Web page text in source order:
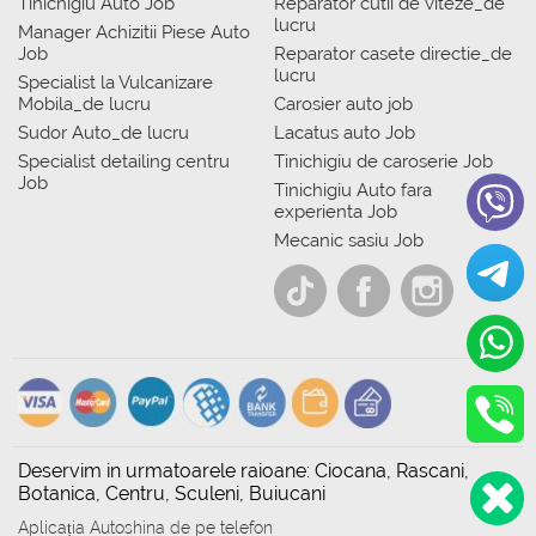
Manager Achizitii Piese Auto
Job
Specialist la Vulcanizare
Mobila_de lucru
Sudor Auto_de lucru
Specialist detailing centru
Job
lucru
Reparator casete directie_de
lucru
Carosier auto job
Lacatus auto Job
Tinichigiu de caroserie Job
Tinichigiu Auto fara
experienta Job
Mecanic sasiu Job
Deservim in urmatoarele raioane: Ciocana, Rascani,
Botanica, Centru, Sculeni, Buiucani
Aplicația Autoshina de pe telefon